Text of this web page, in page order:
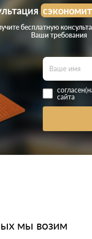
бесплатную
Ваши требования
сайта
мы возим